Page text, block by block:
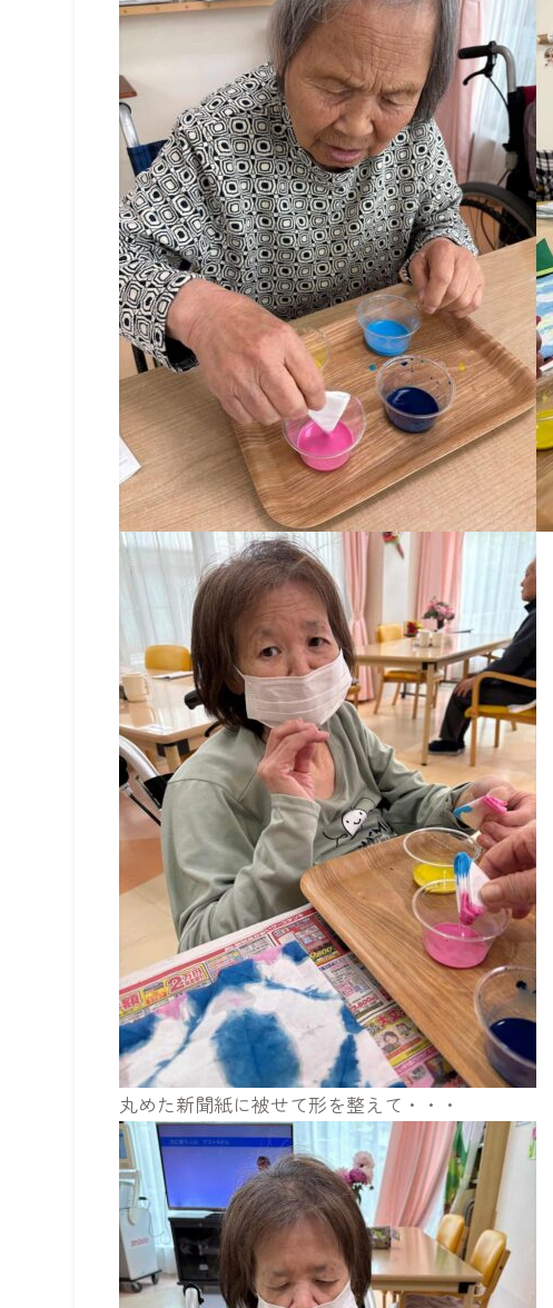
丸めた新聞紙に被せて形を整えて・・・